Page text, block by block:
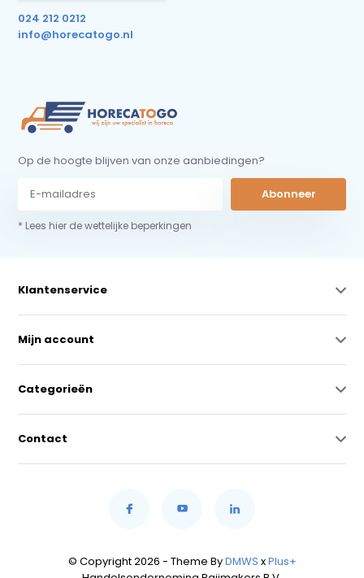
024 212 0212
info@horecatogo.nl
Op de hoogte blijven van onze aanbiedingen?
Abonneer
* Lees hier de wettelijke beperkingen
Klantenservice
Mijn account
Categorieën
Contact
© Copyright 2026 - Theme ByDMWS xPlus+